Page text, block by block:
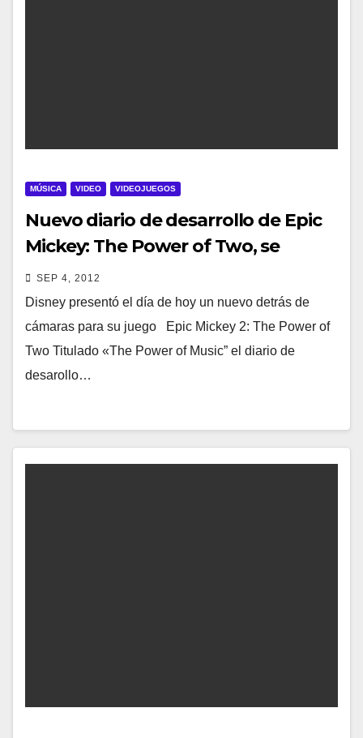
MÚSICA VIDEO VIDEOJUEGOS
Nuevo diario de desarrollo de Epic
Mickey: The Power of Two, se
enfoca en la música
SEP 4, 2012
Disney presentó el día de hoy un nuevo detrás de
cámaras para su juego Epic Mickey 2: The Power of
Two Titulado «The Power of Music” el diario de
desarollo…